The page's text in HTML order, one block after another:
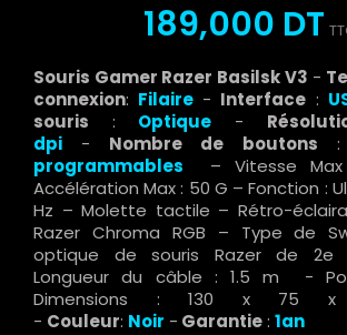
189,000 DT
Souris Gamer Razer Basilsk V3 -
connexion: Filaire - Interface :
souris : Optique -
dpi
- Nombre de boutons :
programmables
– Vitesse
Accélération Max : 50 G – Fonction :
Hz – Molette tactile – Rétro-
Razer Chroma RGB – Type de
optique de souris Razer de 2e
Longueur du câble : 1.5 m -
Dimensions : 130 x 75 x
- Couleur: Noir - Garantie: 1an